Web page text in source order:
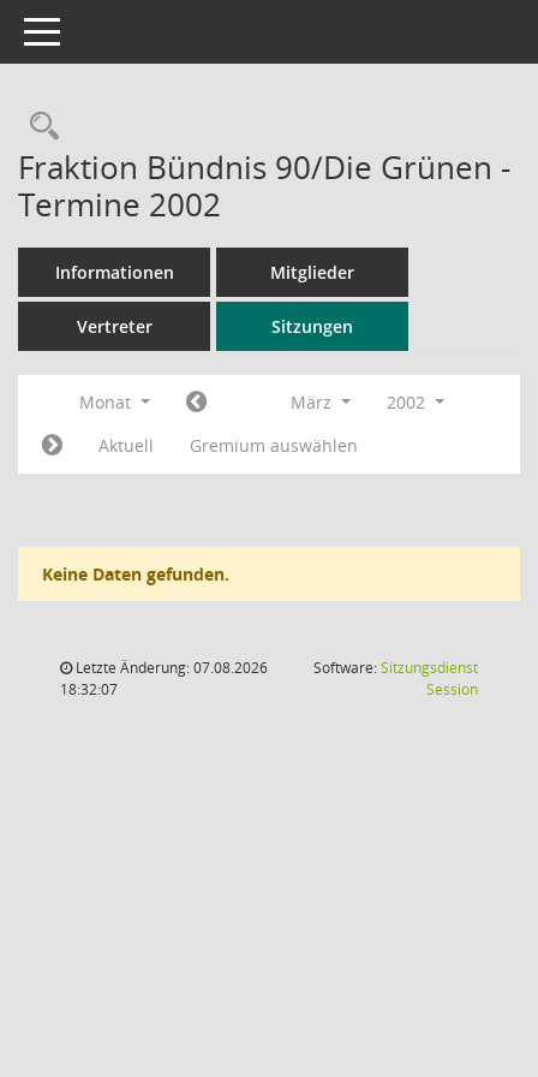
Toggle navigation
Rechercheauswahl
Fraktion Bündnis 90/Die Grünen -
Termine 2002
Informationen Mitglieder
Vertreter Sitzungen
Monat März
2002
Aktuell
Gremium auswählen
Keine Daten gefunden.
Letzte Änderung: 07.08.2026
18:32:07
Software:Sitzungsdienst
Session(Wird in